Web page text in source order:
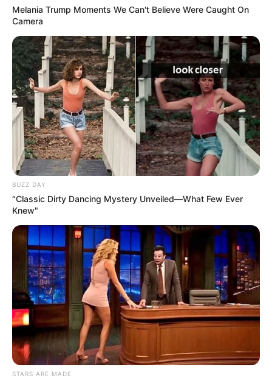
Melania Trump Moments We Can't Believe Were Caught On
Camera
BUZZ DAY
“Classic Dirty Dancing Mystery Unveiled—What Few Ever
Knew"
STARS ARE MADE